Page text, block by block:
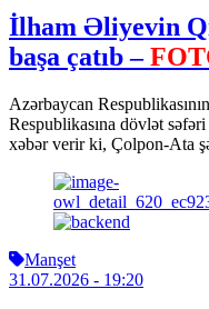
İlham Əliyevin
başa çatıb –
Azərbaycan
Respublikasına dövlət
xəbər verir ki, Çolpon-Ata
Manşet
31.07.2026 - 19:20